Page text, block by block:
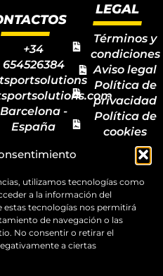
utilizamos tecnologías como
a la información del
tecnologías nos permitirá
de navegación o las
No consentir o retirar el
a ciertas
+34
654526384
Barcelona -
España
contacto
LEGAL
Términos y
condiciones
Aviso legal
Política de
privacidad
Política de
cookies
Mapa del
sitio